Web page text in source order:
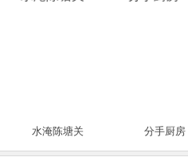
水淹陈塘关 分手厨房